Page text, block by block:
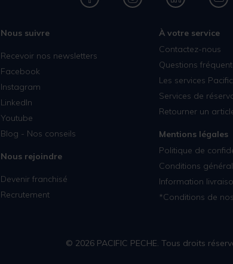
Nous suivre
Recevoir nos newsletters
Facebook
Instagram
LinkedIn
Youtube
Blog - Nos conseils
Nous rejoindre
Devenir franchisé
Recrutement
À votre service
Contactez-nous
Questions
Les services
Services de
Retourner un
Mentions légales
Politique de
Conditions
Information
*Conditions de
© 2026 PACIFIC PECHE. Tous droits